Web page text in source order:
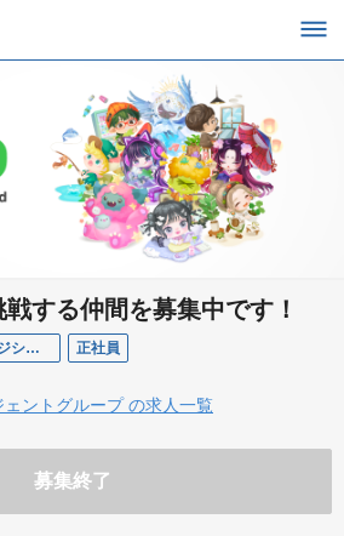
する仲間を募集中です！
【メディア事業部】複数ポジション（ピグ） 正社員
ントグループ の求人一覧
募集終了